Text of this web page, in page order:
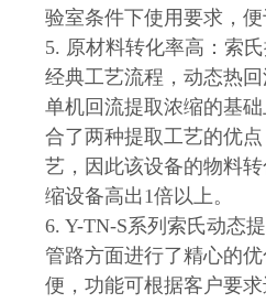
验室条件下使用要求，便
5. 原材料转化率高：索
经典工艺流程，动态热
单机回流提取浓缩的基
合了两种提取工艺的优
艺，因此该设备的物料
缩设备高出1倍以上。
6. Y-TN-S系列索氏动态
管路方面进行了精心的
便，功能可根据客户要